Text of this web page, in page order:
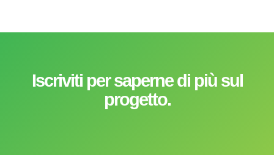
Iscriviti per saperne di più sul
progetto.